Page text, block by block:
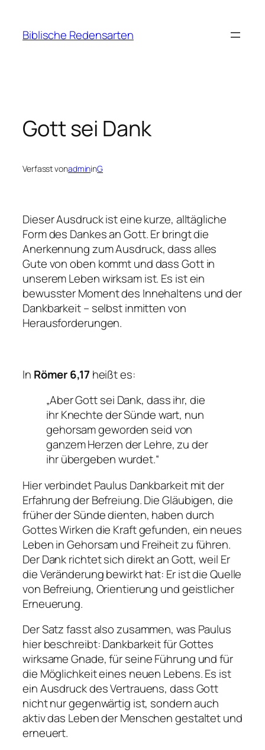
springen
Biblische Redensarten
Gott sei Dank
Verfasst vonadmininG
Dieser Ausdruck ist eine kurze, alltägliche
Form des Dankes an Gott. Er bringt die
Anerkennung zum Ausdruck, dass alles
Gute von oben kommt und dass Gott in
unserem Leben wirksam ist. Es ist ein
bewusster Moment des Innehaltens und der
Dankbarkeit – selbst inmitten von
Herausforderungen.
In Römer 6,17 heißt es:
„Aber Gott sei Dank, dass ihr, die
ihr Knechte der Sünde wart, nun
gehorsam geworden seid von
ganzem Herzen der Lehre, zu der
ihr übergeben wurdet.“
Hier verbindet Paulus Dankbarkeit mit der
Erfahrung der Befreiung. Die Gläubigen, die
früher der Sünde dienten, haben durch
Gottes Wirken die Kraft gefunden, ein neues
Leben in Gehorsam und Freiheit zu führen.
Der Dank richtet sich direkt an Gott, weil Er
die Veränderung bewirkt hat: Er ist die Quelle
von Befreiung, Orientierung und geistlicher
Erneuerung.
Der Satz fasst also zusammen, was Paulus
hier beschreibt: Dankbarkeit für Gottes
wirksame Gnade, für seine Führung und für
die Möglichkeit eines neuen Lebens. Es ist
ein Ausdruck des Vertrauens, dass Gott
nicht nur gegenwärtig ist, sondern auch
aktiv das Leben der Menschen gestaltet und
erneuert.